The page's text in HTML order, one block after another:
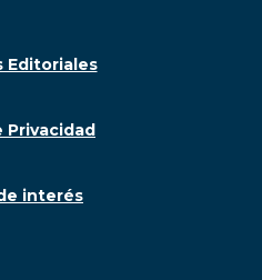
Editoriales
Privacidad
interés